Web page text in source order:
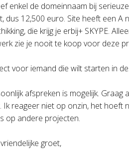
enkel de domeinnaam bij
dus 12,500 euro. Site heeft een
die krijg je erbij+ SKYPE.
zie je nooit te koop voor deze
voor iemand die wilt starten in
afspreken is mogelijk.
Ik reageer niet op onzin, het hoeft
op andere projecten.
groet,